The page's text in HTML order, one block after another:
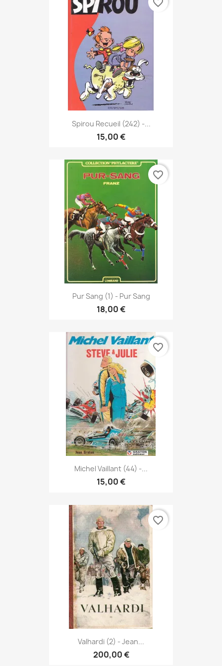
Spirou Recueil (242) -...
15,00 €
Pur Sang (1) - Pur Sang
18,00 €
favorite_border
Michel Vaillant (44) -...
15,00 €
favorite_border
Valhardi (2) - Jean...
200,00 €
favorite_border